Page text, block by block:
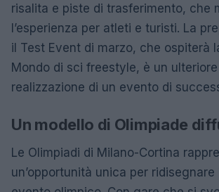
risalita e piste di trasferimento, che
l’esperienza per atleti e turisti. La
il Test Event di marzo, che ospiterà
Mondo di sci freestyle, è un
realizzazione di un evento di
Un modello di Olimpiade
Le Olimpiadi di Milano-Cortina
un’opportunità unica per